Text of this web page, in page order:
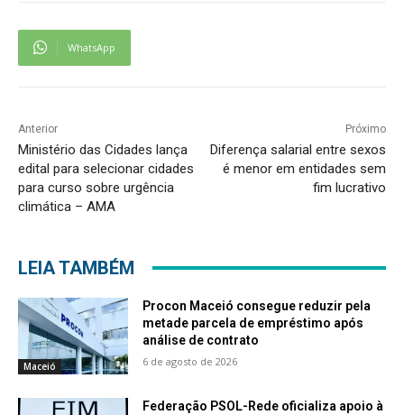
WhatsApp
Anterior
Ministério das Cidades lança
edital para selecionar cidades
para curso sobre urgência
climática – AMA
Próximo
Diferença salarial entre sexos
é menor em entidades sem
fim lucrativo
LEIA TAMBÉM
Maceió
Procon Maceió consegue reduzir pela
metade parcela de empréstimo após
análise de contrato
6 de agosto de 2026
Federação PSOL-Rede oficializa apoio à